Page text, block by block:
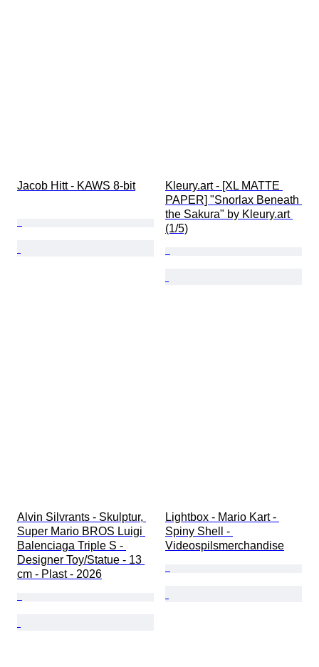
Jacob Hitt - KAWS 8-bit
Kleury.art - [XL MATTE
PAPER] "Snorlax Beneath
the Sakura" by Kleury.art
(1/5)
Alvin Silvrants - Skulptur,
Super Mario BROS Luigi
Balenciaga Triple S -
Designer Toy/Statue - 13
cm - Plast - 2026
Lightbox - Mario Kart -
Spiny Shell -
Videospilsmerchandise